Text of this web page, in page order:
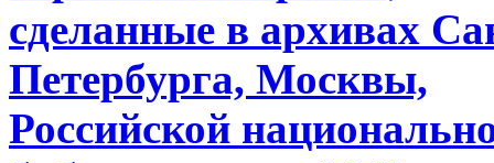
сделанные в архивах
Петербурга, Москвы,
Российской